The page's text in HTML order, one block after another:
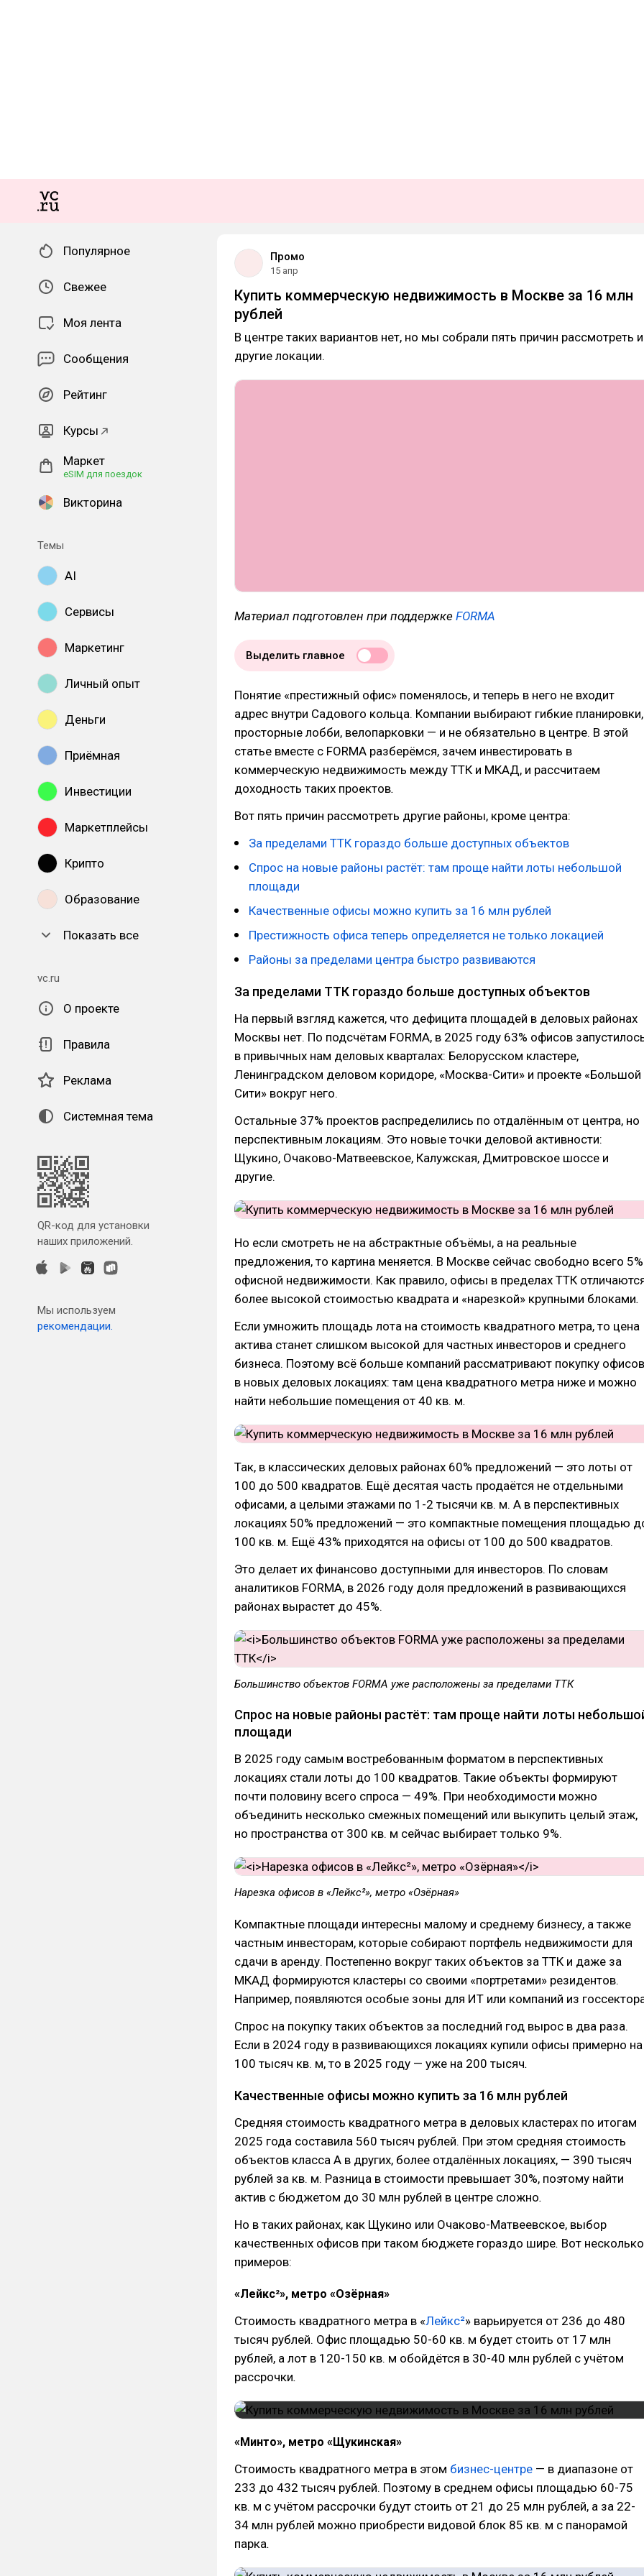
Популярное
Свежее
Моя лента
Сообщения
Рейтинг
Курсы
Маркет
eSIM для поездок
Викторина
Темы
AI
Сервисы
Маркетинг
Личный опыт
Деньги
Приёмная
Инвестиции
Маркетплейсы
Крипто
Образование
Показать все
vc.ru
О проекте
Правила
Реклама
Системная тема
QR-код для установки
наших приложений.
Мы используем
рекомендации.
Промо
15 апр
Купить коммерческую недвижимость в Москве за 16 млн
рублей
В центре таких вариантов нет, но мы собрали пять причин рассмотреть и
другие локации.
Материал подготовлен при поддержке FORMA
Выделить главное
Понятие «престижный офис» поменялось, и теперь в него не входит
адрес внутри Садового кольца. Компании выбирают гибкие планировки,
просторные лобби, велопарковки — и не обязательно в центре. В этой
статье вместе с FORMA разберёмся, зачем инвестировать в
коммерческую недвижимость между ТТК и МКАД, и рассчитаем
доходность таких проектов.
Вот пять причин рассмотреть другие районы, кроме центра:
За пределами ТТК гораздо больше доступных объектов
Спрос на новые районы растёт: там проще найти лоты небольшой
площади
Качественные офисы можно купить за 16 млн рублей
Престижность офиса теперь определяется не только локацией
Районы за пределами центра быстро развиваются
За пределами ТТК гораздо больше доступных объектов
На первый взгляд кажется, что дефицита площадей в деловых районах
Москвы нет. По подсчётам FORMA, в 2025 году 63% офисов
в привычных нам деловых кварталах: Белорусском кластере,
Ленинградском деловом коридоре, «Москва-Сити» и проекте «Большой
Сити» вокруг него.
Остальные 37% проектов распределились по отдалённым от центра, но
перспективным локациям. Это новые точки деловой активности:
Щукино, Очаково-Матвеевское, Калужская, Дмитровское шоссе и
другие.
Но если смотреть не на абстрактные объёмы, а на реальные
предложения, то картина меняется. В Москве сейчас свободно всего 5%
офисной недвижимости. Как правило, офисы в пределах ТТК
более высокой стоимостью квадрата и «нарезкой» крупными блоками.
Если умножить площадь лота на стоимость квадратного метра, то цена
актива станет слишком высокой для частных инвесторов и среднего
бизнеса. Поэтому всё больше компаний рассматривают покупку офисов
в новых деловых локациях: там цена квадратного метра ниже и можно
найти небольшие помещения от 40 кв. м.
Так, в классических деловых районах 60% предложений — это лоты от
100 до 500 квадратов. Ещё десятая часть продаётся не отдельными
офисами, а целыми этажами по 1-2 тысячи кв. м. А в перспективных
локациях 50% предложений — это компактные помещения площадью
100 кв. м. Ещё 43% приходятся на офисы от 100 до 500 квадратов.
Это делает их финансово доступными для инвесторов. По словам
аналитиков FORMA, в 2026 году доля предложений в развивающихся
районах вырастет до 45%.
Большинство объектов FORMA уже расположены за пределами ТТК
Спрос на новые районы растёт: там проще найти лоты
площади
В 2025 году самым востребованным форматом в перспективных
локациях стали лоты до 100 квадратов. Такие объекты формируют
почти половину всего спроса — 49%. При необходимости можно
объединить несколько смежных помещений или выкупить целый этаж,
но пространства от 300 кв. м сейчас выбирает только 9%.
Нарезка офисов в «Лейкс²», метро «Озёрная»
Компактные площади интересны малому и среднему бизнесу, а также
частным инвесторам, которые собирают портфель недвижимости для
сдачи в аренду. Постепенно вокруг таких объектов за ТТК и даже за
МКАД формируются кластеры со своими «портретами» резидентов.
Например, появляются особые зоны для ИТ или компаний из
Спрос на покупку таких объектов за последний год вырос в два раза.
Если в 2024 году в развивающихся локациях купили офисы примерно на
100 тысяч кв. м, то в 2025 году — уже на 200 тысяч.
Качественные офисы можно купить за 16 млн рублей
Средняя стоимость квадратного метра в деловых кластерах по итогам
2025 года составила 560 тысяч рублей. При этом средняя стоимость
объектов класса A в других, более отдалённых локациях, — 390 тысяч
рублей за кв. м. Разница в стоимости превышает 30%, поэтому найти
актив с бюджетом до 30 млн рублей в центре сложно.
Но в таких районах, как Щукино или Очаково-Матвеевское, выбор
качественных офисов при таком бюджете гораздо шире. Вот несколько
примеров:
«Лейкс²», метро «Озёрная»
Стоимость квадратного метра в «Лейкс²» варьируется от 236 до 480
тысяч рублей. Офис площадью 50-60 кв. м будет стоить от 17 млн
рублей, а лот в 120-150 кв. м обойдётся в 30-40 млн рублей с учётом
рассрочки.
«Минто», метро «Щукинская»
Стоимость квадратного метра в этом бизнес-центре — в диапазоне от
233 до 432 тысяч рублей. Поэтому в среднем офисы площадью 60-75
кв. м с учётом рассрочки будут стоить от 21 до 25 млн рублей, а за 22-
34 млн рублей можно приобрести видовой блок 85 кв. м с панорамой
парка.